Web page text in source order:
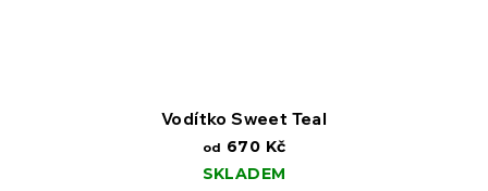
Vodítko Sweet Teal
od 670 Kč
SKLADEM